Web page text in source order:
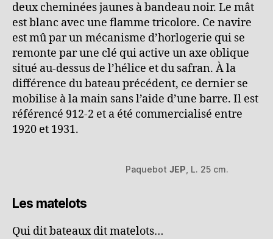
deux cheminées jaunes à bandeau noir. Le mât
est blanc avec une flamme tricolore. Ce navire
est mû par un mécanisme d’horlogerie qui se
remonte par une clé qui active un axe oblique
situé au-dessus de l’hélice et du safran. À la
différence du bateau précédent, ce dernier se
mobilise à la main sans l’aide d’une barre. Il est
référencé 912-2 et a été commercialisé entre
1920 et 1931.
Paquebot JEP , L. 25 cm.
Les matelots
Qui dit bateaux dit matelots…